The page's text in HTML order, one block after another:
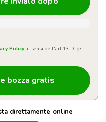
Policy ai sensi dell'art.13 D.lgs
direttamente online